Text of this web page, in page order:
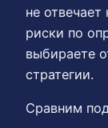
не отвечает
риски по
выбираете
стратегии.
Сравним